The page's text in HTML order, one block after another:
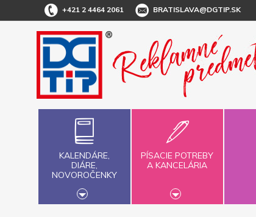
+421 2 4464 2061 BRATISLAVA@DGTIP.SK
KALENDÁRE,
DIÁRE,
NOVOROČENKY
PÍSACIE POTREBY
A KANCELÁRIA